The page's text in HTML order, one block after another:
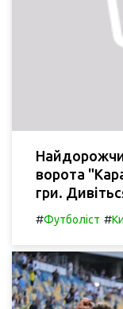
ворота
гри.
#Футболіст #